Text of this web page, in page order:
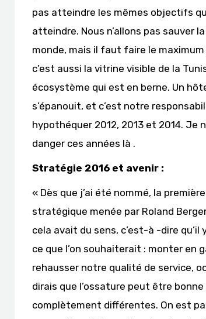
pas atteindre les mêmes objectifs
atteindre. Nous n’allons pas sauver
monde, mais il faut faire le
c’est aussi la vitrine visible de la
écosystème qui est en berne. Un
s’épanouit, et c’est notre
hypothéquer 2012, 2013 et 2014.
danger ces années là .
Stratégie 2016 et avenir :
« Dès que j’ai été nommé, la
stratégique menée par Roland
cela avait du sens, c’est-à -dire
ce que l’on souhaiterait : monter en
rehausser notre qualité de service,
dirais que l’ossature peut être
complètement différentes. On est